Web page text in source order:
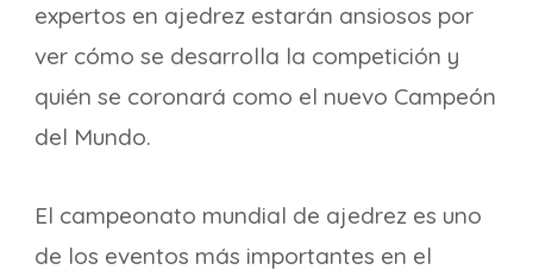
expertos en ajedrez estarán ansiosos por
ver cómo se desarrolla la competición y
quién se coronará como el nuevo Campeón
del Mundo.
El campeonato mundial de ajedrez es uno
de los eventos más importantes en el